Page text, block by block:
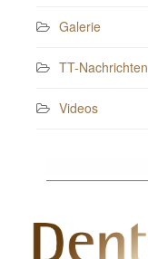
Galerie
TT-Nachrichten
Videos